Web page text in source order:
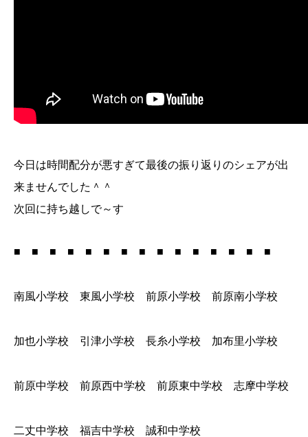
今日は時間配分が悪すぎて最後の振り返りのシェアが出
来ませんでした＾＾
次回に持ち越しで～す
■ ■ ■ ■ ■ ■ ■ ■ ■ ■ ■ ■ ■ ■ ■
南風小学校 東風小学校 前原小学校 前原南小学校
加也小学校 引津小学校 長糸小学校 加布里小学校
前原中学校 前原西中学校 前原東中学校 志摩中学校
二丈中学校 福吉中学校 誠和中学校